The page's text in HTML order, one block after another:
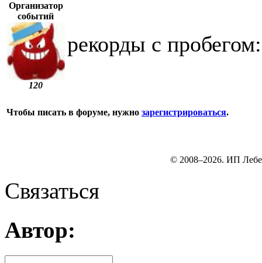
Организатор
событий
120
рекорды с
Чтобы писать в форуме, нужно зарегистрироваться.
© 2008–2026. ИП
Связаться
Автор: